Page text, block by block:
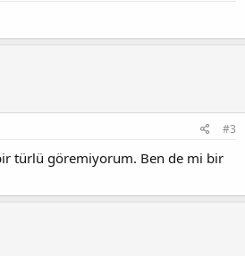
#3
türlü göremiyorum. Ben de mi bir